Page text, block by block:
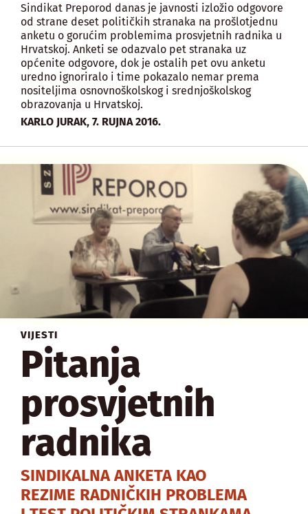
Sindikat Preporod danas je javnosti izložio odgovore
od strane deset političkih stranaka na prošlotjednu
anketu o gorućim problemima prosvjetnih radnika u
Hrvatskoj. Anketi se odazvalo pet stranaka uz
općenite odgovore, dok je ostalih pet ovu anketu
uredno ignoriralo i time pokazalo nemar prema
nositeljima osnovnoškolskog i srednjoškolskog
obrazovanja u Hrvatskoj.
KARLO JURAK, 7. RUJNA 2016.
VIJESTI
Pitanja
prosvjetnih
radnika
SINDIKALNA ANKETA KAO
REZIME RADNIČKIH PROBLEMA